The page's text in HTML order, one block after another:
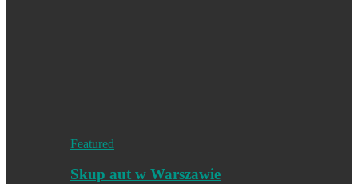
Featured
Skup aut w Warszawie